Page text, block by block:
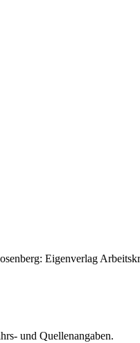
Eigenverlag
und Quellenangaben.